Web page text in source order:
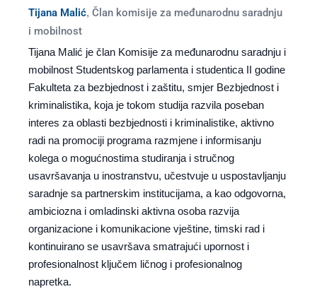
Tijana Malić, Član komisije za međunarodnu saradnju
i mobilnost
Tijana Malić je član Komisije za međunarodnu saradnju i
mobilnost Studentskog parlamenta i studentica II godine
Fakulteta za bezbjednost i zaštitu, smjer Bezbjednost i
kriminalistika, koja je tokom studija razvila poseban
interes za oblasti bezbjednosti i kriminalistike, aktivno
radi na promociji programa razmjene i informisanju
kolega o mogućnostima studiranja i stručnog
usavršavanja u inostranstvu, učestvuje u uspostavljanju
saradnje sa partnerskim institucijama, a kao odgovorna,
ambiciozna i omladinski aktivna osoba razvija
organizacione i komunikacione vještine, timski rad i
kontinuirano se usavršava smatrajući upornost i
profesionalnost ključem ličnog i profesionalnog
napretka.